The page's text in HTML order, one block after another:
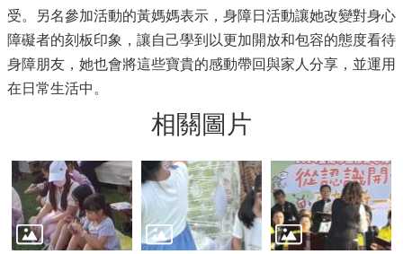
受。另名參加活動的黃媽媽表示，身障日活動讓她改變對身心
障礙者的刻板印象，讓自己學到以更加開放和包容的態度看待
身障朋友，她也會將這些寶貴的感動帶回與家人分享，並運用
在日常生活中。
相關圖片